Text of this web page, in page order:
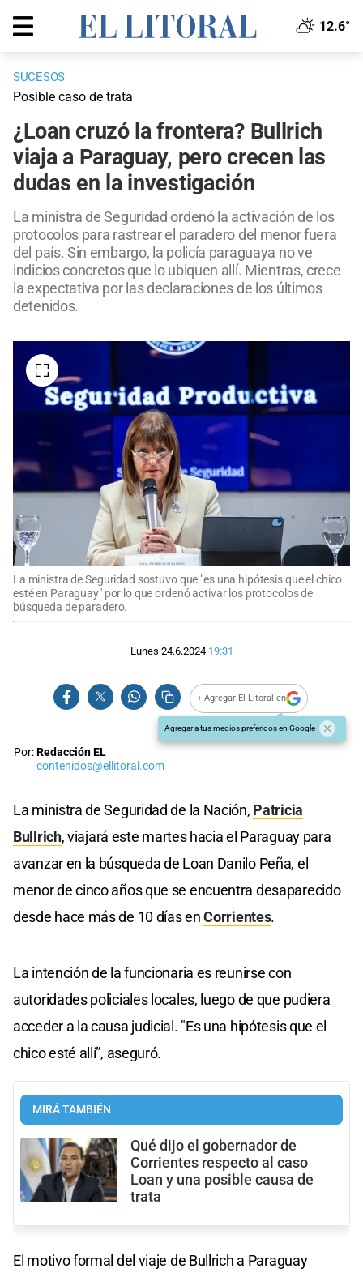
12.6°
SUCESOS
Posible caso de trata
¿Loan cruzó la frontera? Bullrich
viaja a Paraguay, pero crecen las
dudas en la investigación
La ministra de Seguridad ordenó la activación de los
protocolos para rastrear el paradero del menor fuera
del país. Sin embargo, la policía paraguaya no ve
indicios concretos que lo ubiquen allí. Mientras, crece
la expectativa por las declaraciones de los últimos
detenidos.
La ministra de Seguridad sostuvo que "es una hipótesis que el chico
esté en Paraguay" por lo que ordenó activar los protocolos de
búsqueda de paradero.
Lunes 24.6.2024 19:31
+ Agregar El Litoral en
Agregar a tus medios preferidos en Google
Por:Redacción EL
contenidos@ellitoral.com
La ministra de Seguridad de la Nación, Patricia
Bullrich, viajará este martes hacia el Paraguay para
avanzar en la búsqueda de Loan Danilo Peña, el
menor de cinco años que se encuentra desaparecido
desde hace más de 10 días enCorrientes.
La intención de la funcionaria es reunirse con
autoridades policiales locales, luego de que pudiera
acceder a la causa judicial. "Es una hipótesis que el
chico esté allí”, aseguró.
MIRÁ TAMBIÉN
Qué dijo el gobernador de
Corrientes respecto al caso
Loan y una posible causa de
trata
El motivo formal del viaje de Bullrich a Paraguay